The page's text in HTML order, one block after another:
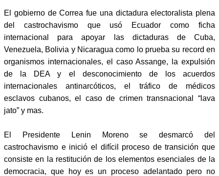
El gobierno de Correa fue una dictadura electoralista plena
del castrochavismo que usó Ecuador como ficha
internacional para apoyar las dictaduras de Cuba,
Venezuela, Bolivia y Nicaragua como lo prueba su record en
organismos internacionales, el caso Assange, la expulsión
de la DEA y el desconocimiento de los acuerdos
internacionales antinarcóticos, el tráfico de médicos
esclavos cubanos, el caso de crimen transnacional “lava
jato” y mas.
El Presidente Lenin Moreno se desmarcó del
castrochavismo e inició el difícil proceso de transición que
consiste en la restitución de los elementos esenciales de la
democracia, que hoy es un proceso adelantado pero no